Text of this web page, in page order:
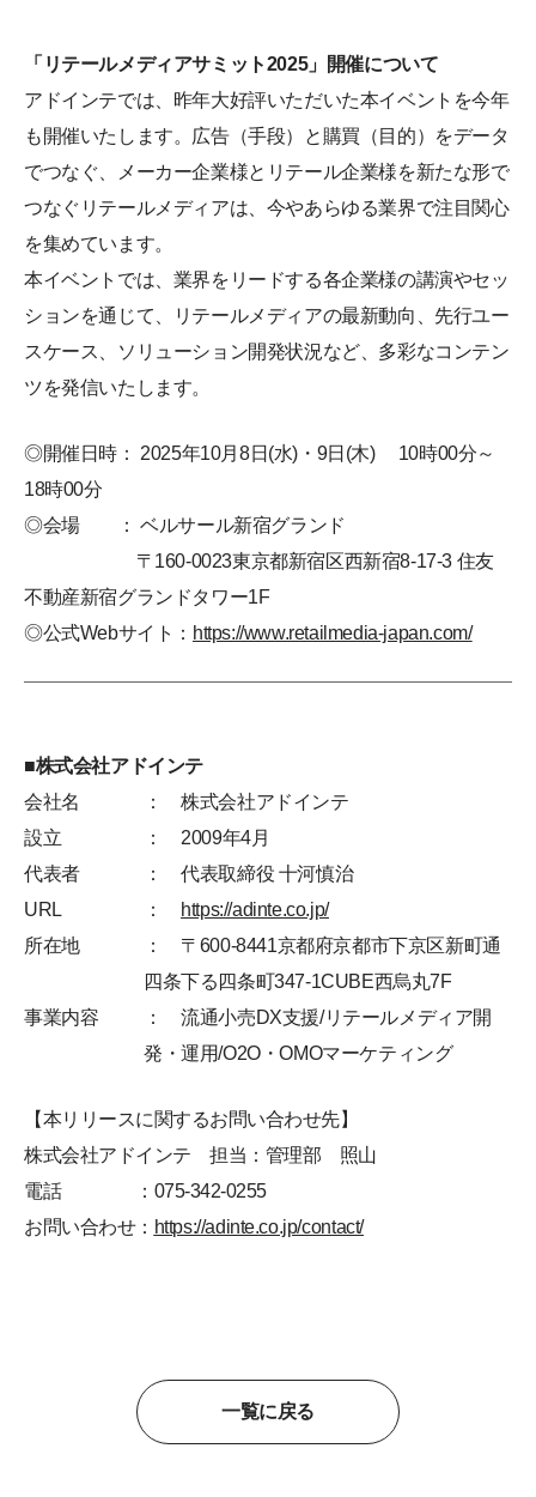
「リテールメディアサミット2025」開催について
アドインテでは、昨年大好評いただいた本イベントを今年
も開催いたします。広告（手段）と購買（目的）をデータ
でつなぐ、メーカー企業様とリテール企業様を新たな形で
つなぐリテールメディアは、今やあらゆる業界で注目関心
を集めています。
本イベントでは、業界をリードする各企業様の講演やセッ
ションを通じて、リテールメディアの最新動向、先行ユー
スケース、ソリューション開発状況など、多彩なコンテン
ツを発信いたします。
◎開催日時： 2025年10月8日(水)・9日(木) 10時00分～
18時00分
◎会場 ： ベルサール新宿グランド
〒160-0023東京都新宿区西新宿8-17-3 住友
不動産新宿グランドタワー1F
◎公式Webサイト： https://www.retailmedia-japan.com/
■株式会社アドインテ
会社名
： 株式会社アドインテ
設立
： 2009年4月
代表者
： 代表取締役 十河慎治
URL
：
https://adinte.co.jp/
所在地
： 〒600-8441京都府京都市下京区新町通
四条下る四条町347-1CUBE西烏丸7F
事業内容
： 流通小売DX支援/リテールメディア開
発・運用/O2O・OMOマーケティング
【本リリースに関するお問い合わせ先】
株式会社アドインテ 担当：管理部 照山
電話 ：075-342-0255
お問い合わせ： https://adinte.co.jp/contact/
一覧に戻る